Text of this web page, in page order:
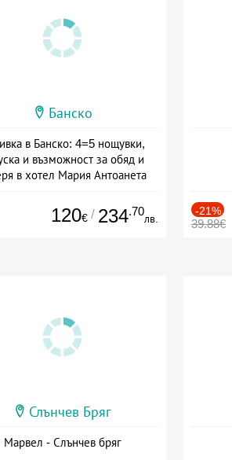
Банско
в Банско: 4=5 нощувки,
и възможност за обяд и
в хотел Мария Антоанета
120€ / 234.70
лв.
-21%
39.88€
Слънчев Бряг
Марвел - Слънчев бряг